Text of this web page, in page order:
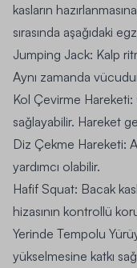
kasların
sırasında aşağıdaki
Jumping Jack: Kalp
Aynı zamanda
Kol Çevirme Hareketi:
sağlayabilir. Hareket
Diz Çekme Hareketi:
yardımcı olabilir.
Hafif Squat: Bacak
hizasının kontrollü
Yerinde Tempolu
yükselmesine katkı